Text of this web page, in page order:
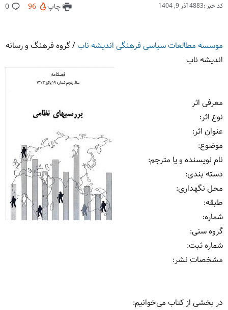
کد خبر :4883 آذر 9, 1404 چاپ 96
0
موسسه مطالعات سیاسی فرهنگی اندیشه ناب/گروه فرهنگ و رسانه
اندیشه ناب
معرفی اثر
نوع اثر:
عنوان اثر:
موضوع:
نام نویسنده و یا مترجم:
دسته بندی:
محل نگهداری:
طبقه:
شماره:
گروه سنی:
شماره ثبت:
مشخصات نشر: ‏‫
در بخشی از کتاب می‌خوانیم: